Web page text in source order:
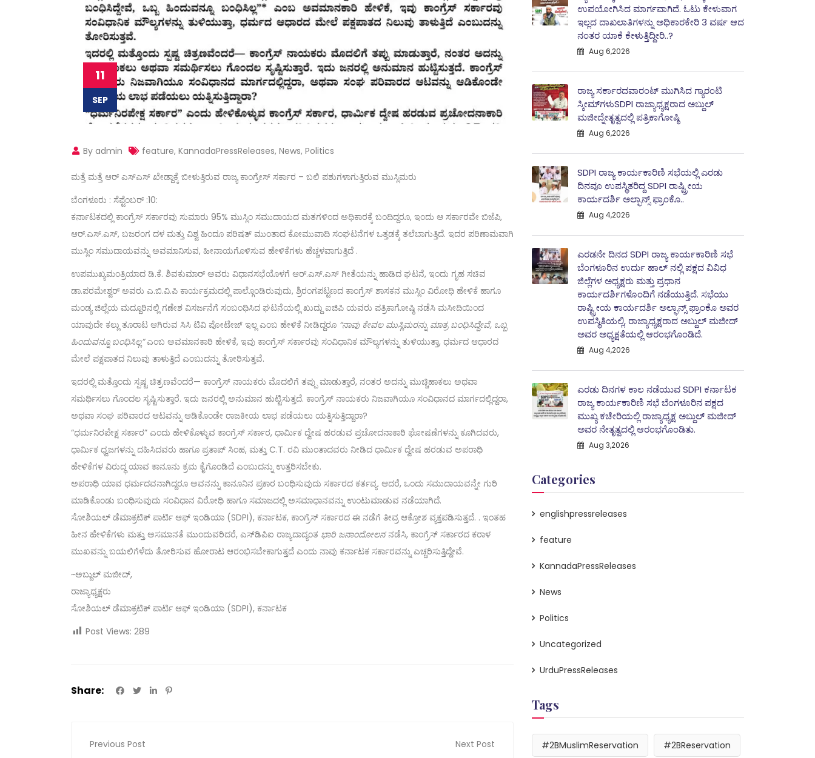
11
SEP
By admin feature, KannadaPressReleases, News, Politics
ಮತ್ತೆ ಮತ್ತೆ ಆರ್ ಎಸ್ಎಸ್ ಖೇಡ್ದಾಕ್ಕೆ ಬೀಳುತ್ತಿರುವ ರಾಜ್ಯ ಕಾಂಗ್ರೇಸ್ ಸರ್ಕಾರ – ಬಲಿ ಪಶುಗಳಾಗುತ್ತಿರುವ ಮುಸ್ಲಿಮರು
ಬೆಂಗಳೂರು : ಸೆಪ್ಟೆಂಬರ್ :10:
ಕರ್ನಾಟಕದಲ್ಲಿ ಕಾಂಗ್ರೆಸ್ ಸರ್ಕಾರವು ಸುಮಾರು 95% ಮುಸ್ಲಿಂ ಸಮುದಾಯದ ಮತಗಳಿಂದ ಅಧಿಕಾರಕ್ಕೆ ಬಂದಿದ್ದರೂ, ಇಂದು ಆ ಸರ್ಕಾರವೇ ಬಿಜೆಪಿ,
ಆರ್‌.ಎಸ್‌.ಎಸ್, ಬಜರಂಗ ದಳ ಮತ್ತು ವಿಶ್ವ ಹಿಂದೂ ಪರಿಷತ್ ಮುಂತಾದ ಕೋಮುವಾದಿ ಸಂಘಟನೆಗಳ ಒತ್ತಡಕ್ಕೆ ತಲೆಬಾಗುತ್ತಿದೆ. ಇದರ ಪರಿಣಾಮವಾಗಿ
ಮುಸ್ಲಿಂ ಸಮುದಾಯವನ್ನು ಅವಮಾನಿಸುವ, ಹೀನಾಯಗೊಳಿಸುವ ಹೇಳಿಕೆಗಳು ಹೆಚ್ಚಳವಾಗುತ್ತಿದೆ .
ಉಪಮುಖ್ಯಮಂತ್ರಿಯಾದ ಡಿ.ಕೆ. ಶಿವಕುಮಾರ್ ಅವರು ವಿಧಾನಸಭೆಯೊಳಗೆ ಆರ್‌.ಎಸ್‌.ಎಸ್ ಗೀತೆಯನ್ನು ಹಾಡಿದ ಘಟನೆ, ಇಂದು ಗೃಹ ಸಚಿವ
ಡಾ.ಪರಮೇಶ್ವರ್ ಅವರು ಎ.ಬಿ.ವಿ.ಪಿ ಕಾರ್ಯಕ್ರಮದಲ್ಲಿ ಪಾಲ್ಗೊಂಡಿರುವುದು, ಶ್ರಿರಂಗಪಟ್ಟಣದ ಕಾಂಗ್ರೆಸ್ ಶಾಸಕನ ಮುಸ್ಲಿಂ ವಿರೋಧಿ ಹೇಳಿಕೆ ಹಾಗೂ
ಮಂಡ್ಯ ಜಿಲ್ಲೆಯ ಮದ್ದೂರಿನಲ್ಲಿ ಗಣೇಶ ವಿಸರ್ಜನೆಗೆ ಸಂಬಂಧಿಸಿದ ಘಟನೆಯಲ್ಲಿ ಖುದ್ದು ಐಜಿಪಿ ಯವರು ಪತ್ರಿಕಾಗೋಷ್ಠಿ ನಡೆಸಿ ಮಸೀದಿಯಿಂದ
ಯಾವುದೇ ಕಲ್ಲು ತೂರಾಟ ಆಗಿರುವ ಸಿಸಿ ಟಿವಿ ಪೋಟೇಜ್ ಇಲ್ಲ ಎಂಬ ಹೇಳಿಕೆ ನೀಡಿದ್ದರೂ “ನಾವು ಕೇವಲ ಮುಸ್ಲಿಮರನ್ನು ಮಾತ್ರ ಬಂಧಿಸಿದ್ದೇವೆ, ಒಬ್ಬ
ಹಿಂದುವನ್ನೂ ಬಂಧಿಸಿಲ್ಲ”ಎಂಬ ಅವಮಾನಕಾರಿ ಹೇಳಿಕೆ, ಇವು ಕಾಂಗ್ರೆಸ್ ಸರ್ಕಾರವು ಸಂವಿಧಾನಿಕ ಮೌಲ್ಯಗಳನ್ನು ತುಳಿಯುತ್ತಾ, ಧರ್ಮದ ಆಧಾರದ
ಮೇಲೆ ಪಕ್ಷಪಾತದ ನಿಲುವು ತಾಳುತ್ತಿದೆ ಎಂಬುದನ್ನು ತೋರಿಸುತ್ತವೆ.
ಇದರಲ್ಲಿ ಮತ್ತೊಂದು ಸ್ಪಷ್ಟ ಚಿತ್ರಣವೆಂದರೆ— ಕಾಂಗ್ರೆಸ್ ನಾಯಕರು ಮೊದಲಿಗೆ ತಪ್ಪು ಮಾಡುತ್ತಾರೆ, ನಂತರ ಅದನ್ನು ಮುಚ್ಚಿಹಾಕಲು ಅಥವಾ
ಸಮರ್ಥಿಸಲು ಗೊಂದಲ ಸೃಷ್ಟಿಸುತ್ತಾರೆ. ಇದು ಜನರಲ್ಲಿ ಅನುಮಾನ ಹುಟ್ಟಿಸುತ್ತದೆ. ಕಾಂಗ್ರೆಸ್ ನಾಯಕರು ನಿಜವಾಗಿಯೂ ಸಂವಿಧಾನದ ಮಾರ್ಗದಲ್ಲಿದ್ದರಾ,
ಅಥವಾ ಸಂಘ ಪರಿವಾರದ ಆಟವನ್ನು ಆಡಿಕೊಂಡೇ ರಾಜಕೀಯ ಲಾಭ ಪಡೆಯಲು ಯತ್ನಿಸುತ್ತಿದ್ದಾರಾ?
“ಧರ್ಮನಿರಪೇಕ್ಷ ಸರ್ಕಾರ” ಎಂದು ಹೇಳಿಕೊಳ್ಳುವ ಕಾಂಗ್ರೆಸ್ ಸರ್ಕಾರ, ಧಾರ್ಮಿಕ ದ್ವೇಷ ಹರಡುವ ಪ್ರಚೋದನಾಕಾರಿ ಘೋಷಣೆಗಳನ್ನು ಕೂಗಿದವರು,
ಧಾರ್ಮಿಕ ಧ್ವಜಗಳನ್ನು ದಹಿಸಿದವರು ಹಾಗೂ ಪ್ರತಾಪ್ ಸಿಂಹ, ಮತ್ತು C.T. ರವಿ ಮುಂತಾದವರು ನೀಡಿದ ಧಾರ್ಮಿಕ ದ್ವೇಷ ಹರಡುವ ಅಪರಾಧಿ
ಹೇಳಿಕೆಗಳ ವಿರುದ್ಧ ಯಾವ ಕಾನೂನು ಕ್ರಮ ಕೈಗೊಂಡಿದೆ ಎಂಬುದನ್ನು ಉತ್ತರಿಸಬೇಕು.
ಅಪರಾಧಿ ಯಾವ ಧರ್ಮದವನಾಗಿದ್ದರೂ ಅವನನ್ನು ಕಾನೂನಿನ ಪ್ರಕಾರ ಬಂಧಿಸುವುದು ಸರ್ಕಾರದ ಕರ್ತವ್ಯ. ಆದರೆ, ಒಂದು ಸಮುದಾಯವನ್ನೇ ಗುರಿ
ಮಾಡಿಕೊಂಡು ಬಂಧಿಸುವುದು ಸಂವಿಧಾನ ವಿರೋಧಿ ಹಾಗೂ ಸಮಾಜದಲ್ಲಿ ಅಸಮಾಧಾನವನ್ನು ಉಂಟುಮಾಡುವ ನಡೆಯಾಗಿದೆ.
ಸೋಶಿಯಲ್ ಡೆಮಾಕ್ರಟಿಕ್ ಪಾರ್ಟಿ ಆಫ್ ಇಂಡಿಯಾ (SDPI), ಕರ್ನಾಟಕ, ಕಾಂಗ್ರೆಸ್ ಸರ್ಕಾರದ ಈ ನಡೆಗೆ ತೀವ್ರ ಆಕ್ರೋಶ ವ್ಯಕ್ತಪಡಿಸುತ್ತದೆ. . ಇಂತಹ
ಹೀನ ಹೇಳಿಕೆಗಳು ಮತ್ತು ಅಸಮಾನತೆ ಮುಂದುವರಿದರೆ, ಎಸ್‌ಡಿಪಿಐ ರಾಜ್ಯದಾದ್ಯಂತ ಭಾರಿ ಜನಾಂದೋಲನನಡೆಸಿ, ಕಾಂಗ್ರೆಸ್ ಸರ್ಕಾರದ ಕರಾಳ
ಮುಖವನ್ನು ಬಯಲಿಗೆಳೆದು ತೋರಿಸುವ ಹೋರಾಟ ಆರಂಭಿಸಬೇಕಾಗುತ್ತದೆ ಎಂದು ನಾವು ಕರ್ನಾಟಕ ಸರ್ಕಾರವನ್ನು ಎಚ್ಚರಿಸುತ್ತಿದ್ದೇವೆ.
~ಅಬ್ದುಲ್ ಮಜೀದ್,
ರಾಜ್ಯಾಧ್ಯಕ್ಷರು
ಸೋಶಿಯಲ್ ಡೆಮಾಕ್ರಟಿಕ್ ಪಾರ್ಟಿ ಆಫ್ ಇಂಡಿಯಾ (SDPI), ಕರ್ನಾಟಕ
Post Views: 289
Share:
Previous Post Next Post
ಉಪಯೋಗಿಸಿದ ಮಾರ್ಗವಾಗಿದೆ. ಓಟು ಕೇಳುವಾಗ
ಇಲ್ಲದ ದಾಖಲಾತಿಗಳನ್ನು ಅಧಿಕಾರಕೇರಿ 3 ವರ್ಷ ಆದ
ನಂತರ ಯಾಕೆ ಕೇಳುತ್ತಿದ್ದೀರಿ..?
Aug 6,2026
ರಾಜ್ಯ ಸರ್ಕಾರದವಾರಂಟ್ ಮುಗಿಸಿದ ಗ್ಯಾರಂಟಿ
ಸ್ಕೀಮ್‌ಗಳುSDPI ರಾಜ್ಯಾಧ್ಯಕ್ಷರಾದ ಅಬ್ದುಲ್
ಮಜೀದ್ನೇತೃತ್ವದಲ್ಲಿ ಪತ್ರಿಕಾಗೋಷ್ಠಿ
Aug 6,2026
SDPI ರಾಜ್ಯ ಕಾರ್ಯಕಾರಿಣಿ ಸಭೆಯಲ್ಲಿ ಎರಡು
ದಿನವೂ ಉಪಸ್ಥಿತರಿದ್ದ SDPI ರಾಷ್ಟ್ರೀಯ
ಕಾರ್ಯದರ್ಶಿ ಅಲ್ಫಾನ್ಸ್ ಫ್ರಾಂಕೊ..
Aug 4,2026
ಎರಡನೇ ದಿನದ SDPI ರಾಜ್ಯ ಕಾರ್ಯಕಾರಿಣಿ ಸಭೆ
ಬೆಂಗಳೂರಿನ ಉರ್ದು ಹಾಲ್ ನಲ್ಲಿ ಪಕ್ಷದ ವಿವಿಧ
ಜಿಲ್ಲೆಗಳ ಅಧ್ಯಕ್ಷರು ಮತ್ತು ಪ್ರಧಾನ
ಕಾರ್ಯದರ್ಶಿಗಳೊಂದಿಗೆ ನಡೆಯುತ್ತಿದೆ. ಸಭೆಯು
ರಾಷ್ಟ್ರೀಯ ಕಾರ್ಯದರ್ಶಿ ಅಲ್ಫಾನ್ಸ್ ಫ್ರಾಂಕೊ ಅವರ
ಉಪಸ್ಥಿತಿಯಲ್ಲಿ, ರಾಜ್ಯಾಧ್ಯಕ್ಷರಾದ ಅಬ್ದುಲ್‌ ಮಜೀದ್‌
ಅವರ ಅಧ್ಯಕ್ಷತೆಯಲ್ಲಿ ಆರಂಭಗೊಂಡಿದೆ.
Aug 4,2026
ಎರಡು ದಿನಗಳ ಕಾಲ ನಡೆಯುವ SDPI ಕರ್ನಾಟಕ
ರಾಜ್ಯ ಕಾರ್ಯಕಾರಿಣಿ ಸಭೆ ಬೆಂಗಳೂರಿನ ಪಕ್ಷದ
ಮುಖ್ಯ ಕಚೇರಿಯಲ್ಲಿ ರಾಜ್ಯಾಧ್ಯಕ್ಷ ಅಬ್ದುಲ್‌ ಮಜೀದ್
ಅವರ ನೇತೃತ್ವದಲ್ಲಿ ಆರಂಭಗೊಂಡಿತು.
Aug 3,2026
Categories
englishpressreleases
feature
KannadaPressReleases
News
Politics
Uncategorized
UrduPressReleases
Tags
#2BMuslimReservation #2BReservation